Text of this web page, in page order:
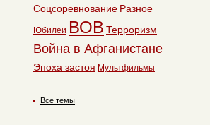
Соцсоревнование Разное
Юбилеи ВОВ Терроризм
Война в Афганистане
Эпоха застоя Мультфильмы
Все темы